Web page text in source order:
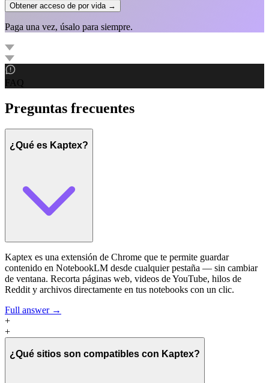
Obtener acceso de por vida →
Paga una vez, úsalo para siempre.
FAQ
Preguntas frecuentes
¿Qué es Kaptex?
Kaptex es una extensión de Chrome que te permite guardar
contenido en NotebookLM desde cualquier pestaña — sin cambiar
de ventana. Recorta páginas web, videos de YouTube, hilos de
Reddit y archivos directamente en tus notebooks con un clic.
Full answer →
+
+
¿Qué sitios son compatibles con Kaptex?